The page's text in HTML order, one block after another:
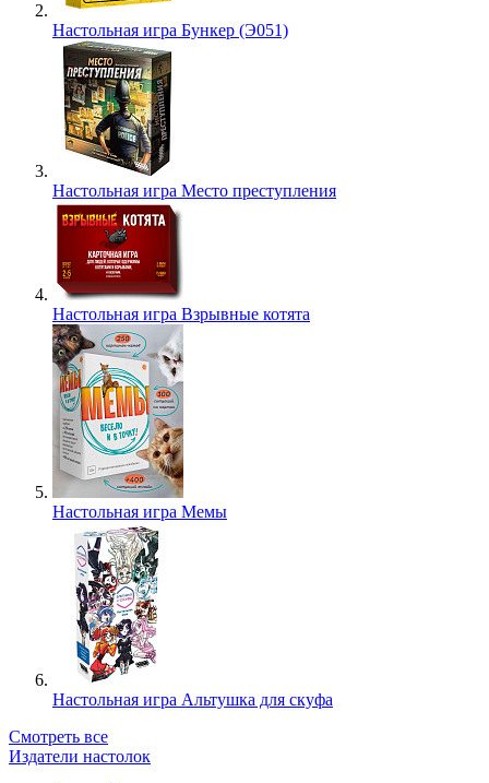
Настольная игра Бункер (Э051)
Настольная игра Место преступления
Настольная игра Взрывные котята
Настольная игра Мемы
Настольная игра Альтушка для скуфа
Смотреть все
Издатели настолок